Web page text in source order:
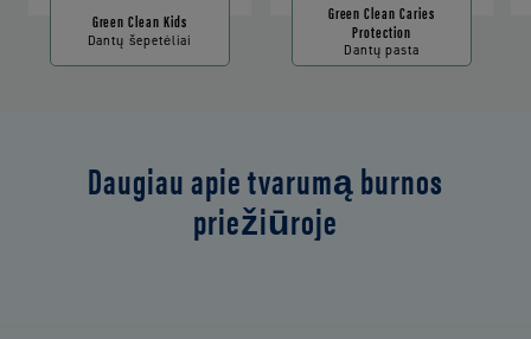
Green Clean Kids
Dantų šepetėliai
Green Clean Caries
Protection
Dantų pasta
Daugiau apie tvarumą burnos
priežiūroje